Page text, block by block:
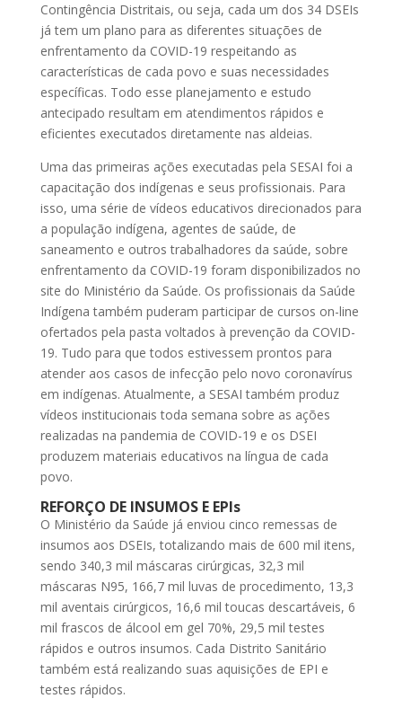
Contingência Distritais, ou seja, cada um dos 34 DSEIs
já tem um plano para as diferentes situações de
enfrentamento da COVID-19 respeitando as
características de cada povo e suas necessidades
específicas. Todo esse planejamento e estudo
antecipado resultam em atendimentos rápidos e
eficientes executados diretamente nas aldeias.
Uma das primeiras ações executadas pela SESAI foi a
capacitação dos indígenas e seus profissionais. Para
isso, uma série de vídeos educativos direcionados para
a população indígena, agentes de saúde, de
saneamento e outros trabalhadores da saúde, sobre
enfrentamento da COVID-19 foram disponibilizados no
site do Ministério da Saúde. Os profissionais da Saúde
Indígena também puderam participar de cursos on-line
ofertados pela pasta voltados à prevenção da COVID-
19. Tudo para que todos estivessem prontos para
atender aos casos de infecção pelo novo coronavírus
em indígenas. Atualmente, a SESAI também produz
vídeos institucionais toda semana sobre as ações
realizadas na pandemia de COVID-19 e os DSEI
produzem materiais educativos na língua de cada
povo.
REFORÇO DE INSUMOS E EPIs
O Ministério da Saúde já enviou cinco remessas de
insumos aos DSEIs, totalizando mais de 600 mil itens,
sendo 340,3 mil máscaras cirúrgicas, 32,3 mil
máscaras N95, 166,7 mil luvas de procedimento, 13,3
mil aventais cirúrgicos, 16,6 mil toucas descartáveis, 6
mil frascos de álcool em gel 70%, 29,5 mil testes
rápidos e outros insumos. Cada Distrito Sanitário
também está realizando suas aquisições de EPI e
testes rápidos.